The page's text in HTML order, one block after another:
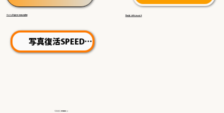
写真復活SPEED
写真復活 STUDIO